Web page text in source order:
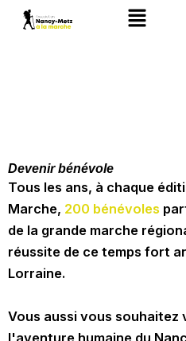
Aller
Main
Devenir bénévole
Tous les ans, à chaque
Marche, 200 bénévoles
de la grande marche
réussite de ce temps fort
Lorraine.
Vous aussi vous
l'aventure humaine du